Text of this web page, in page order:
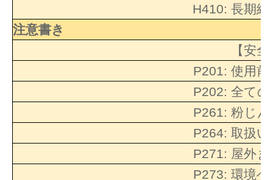
H410: 長期
注意書き
【安
P201: 使用
P202: 全て
P261: 粉じ
P264: 取扱
P271: 屋外
P273: 環境